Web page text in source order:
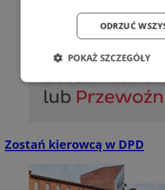
Zostań kierowcą w DPD
ODRZUĆ
POKAŻ SZCZEGÓŁY
Niezbędne